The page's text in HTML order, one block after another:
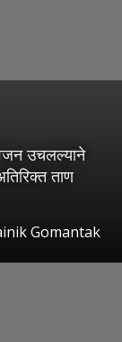
उचलल्याने
ताण
Gomantak